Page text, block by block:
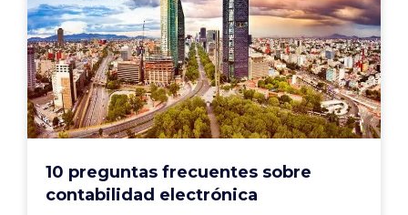
10 preguntas frecuentes sobre
contabilidad electrónica